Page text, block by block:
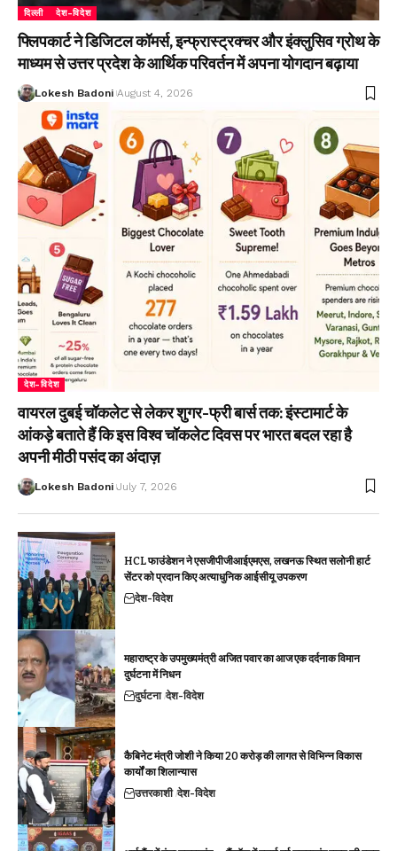
दिल्ली देश-विदेश
फ्लिपकार्ट ने डिजिटल कॉमर्स, इन्फ्रास्ट्रक्चर और इंक्लुसिव ग्रोथ के
माध्यम से उत्तर प्रदेश के आर्थिक परिवर्तन में अपना योगदान बढ़ाया
Lokesh Badoni August 4, 2026
देश-विदेश
वायरल दुबई चॉकलेट से लेकर शुगर-फ्री बार्स तक: इंस्टामार्ट के
आंकड़े बताते हैं कि इस विश्व चॉकलेट दिवस पर भारत बदल रहा है
अपनी मीठी पसंद का अंदाज़
Lokesh Badoni July 7, 2026
HCL फाउंडेशन ने एसजीपीजीआईएमएस, लखनऊ स्थित सलोनी हार्ट
सेंटर को प्रदान किए अत्याधुनिक आईसीयू उपकरण
देश-विदेश
महाराष्ट्र के उपमुख्यमंत्री अजित पवार का आज एक दर्दनाक विमान
दुर्घटना में निधन
दुर्घटना देश-विदेश
कैबिनेट मंत्री जोशी ने किया 20 करोड़ की लागत से विभिन्न विकास
कार्यों का शिलान्यास
उत्तरकाशी देश-विदेश